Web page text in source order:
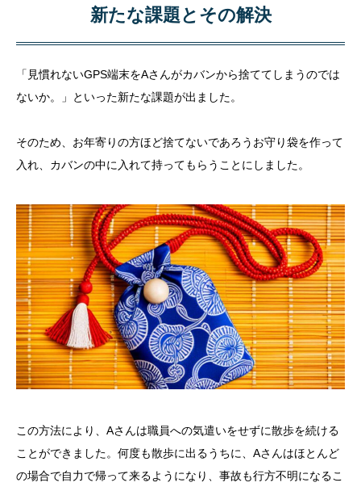
新たな課題とその解決
「見慣れないGPS端末をAさんがカバンから捨ててしまうのでは
ないか。」といった新たな課題が出ました。
そのため、お年寄りの方ほど捨てないであろうお守り袋を作って
入れ、カバンの中に入れて持ってもらうことにしました。
この方法により、Aさんは職員への気遣いをせずに散歩を続ける
ことができました。何度も散歩に出るうちに、Aさんはほとんど
の場合で自力で帰って来るようになり、事故も行方不明になるこ